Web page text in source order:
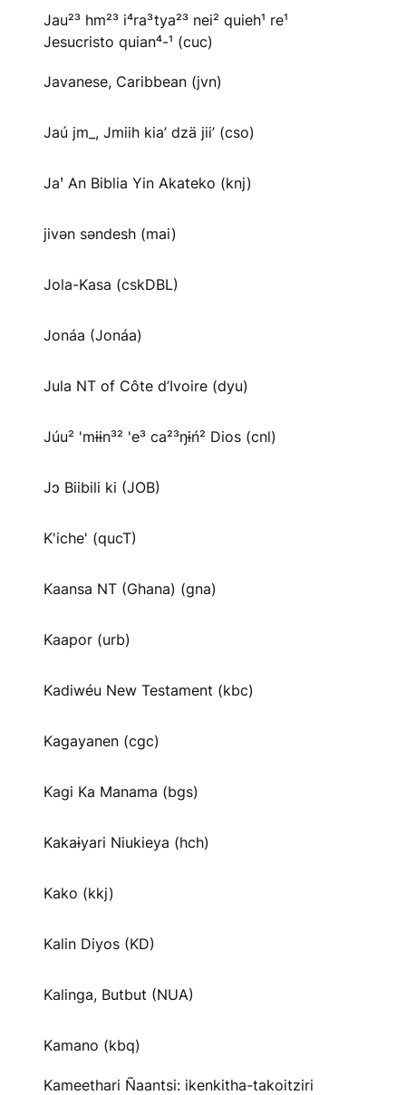
Jau²³ hm²³ i⁴ra³tya²³ nei² quieh¹ re¹
Jesucristo quian⁴-¹ (cuc)
Javanese, Caribbean (jvn)
Jaú jm_, Jmiih kia’ dzä jii’ (cso)
Jaꞌ An Biblia Yin Akateko (knj)
jivən səndesh (mai)
Jola-Kasa (cskDBL)
Jonáa (Jonáa)
Jula NT of Côte d’Ivoire (dyu)
Júu² 'mɨɨn³² 'e³ ca²³ŋɨń² Dios (cnl)
Jɔ Biibili ki (JOB)
K'iche' (qucT)
Kaansa NT (Ghana) (gna)
Kaapor (urb)
Kadiwéu New Testament (kbc)
Kagayanen (cgc)
Kagi Ka Manama (bgs)
Kakaɨyari Niukieya (hch)
Kako (kkj)
Kalin Diyos (KD)
Kalinga, Butbut (NUA)
Kamano (kbq)
Kameethari Ñaantsi: ikenkitha-takoitziri